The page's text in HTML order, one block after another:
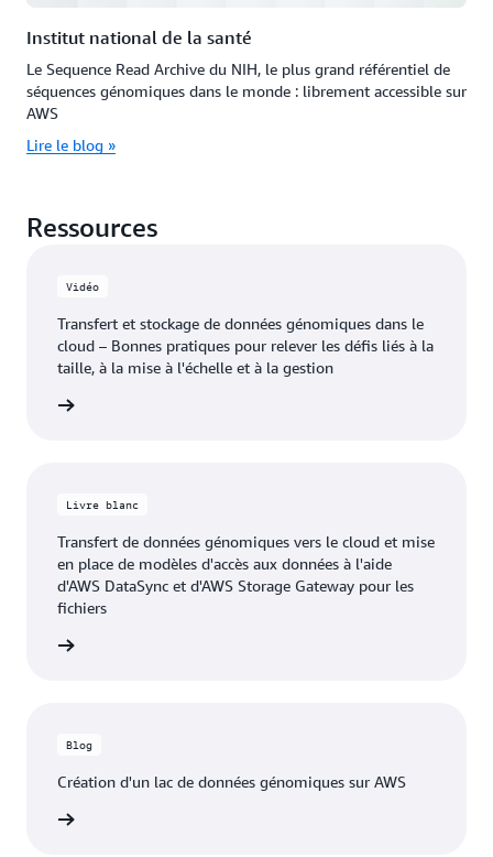
Institut national de la santé
Le Sequence Read Archive du NIH, le plus grand référentiel de
séquences génomiques dans le monde : librement accessible sur
AWS
Lire le blog »
Ressources
Vidéo
Transfert et stockage de données génomiques dans le
cloud – Bonnes pratiques pour relever les défis liés à la
taille, à la mise à l'échelle et à la gestion
Livre blanc
Transfert de données génomiques vers le cloud et mise
en place de modèles d'accès aux données à l'aide
d'AWS DataSync et d'AWS Storage Gateway pour les
fichiers
Blog
Création d'un lac de données génomiques sur AWS